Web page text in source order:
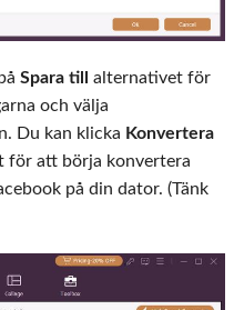
Spara till
alternativet för
och välja
Du kan klicka Konvertera
för att börja konvertera
på din dator. (Tänk